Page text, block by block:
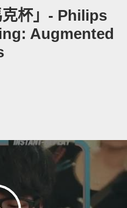
克杯」- Philips
Augmented